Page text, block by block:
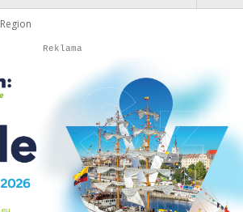
Region
Autopromocja
Reklama